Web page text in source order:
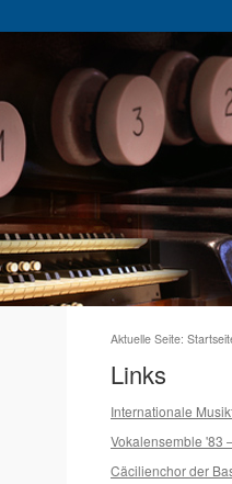
Aktuelle Seite:
Links
Internationale
Vokalensemble '83
Cäcilienchor der